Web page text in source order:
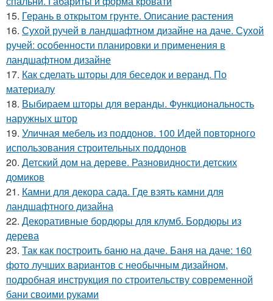
15. Герань в открытом грунте. Описание растения
16. Сухой ручей в ландшафтном дизайне на даче. Сухой
ручей: особенности планировки и применения в
ландшафтном дизайне
17. Как сделать шторы для беседок и веранд. По
материалу
18. Выбираем шторы для веранды. Функциональность
наружных штор
19. Уличная мебель из поддонов. 100 Идей повторного
использования строительных поддонов
20. Детский дом на дереве. Разновидности детских
домиков
21. Камни для декора сада. Где взять камни для
ландшафтного дизайна
22. Декоративные бордюры для клумб. Бордюры из
дерева
23. Так как построить баню на даче. Баня на даче: 160
фото лучших вариантов с необычным дизайном,
подробная инструкция по строительству современной
бани своими руками